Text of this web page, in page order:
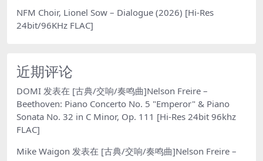
NFM Choir, Lionel Sow – Dialogue (2026) [Hi-Res
24bit/96KHz FLAC]
近期评论
DOMI 发表在 [古典/交响/奏鸣曲]Nelson Freire –
Beethoven: Piano Concerto No. 5 "Emperor" & Piano
Sonata No. 32 in C Minor, Op. 111 [Hi-Res 24bit 96khz
FLAC]
Mike Waigon 发表在 [古典/交响/奏鸣曲]Nelson Freire –